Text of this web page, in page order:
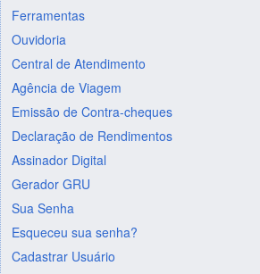
Ferramentas
Ouvidoria
Central de Atendimento
Agência de Viagem
Emissão de Contra-cheques
Declaração de Rendimentos
Assinador Digital
Gerador GRU
Sua Senha
Esqueceu sua senha?
Cadastrar Usuário